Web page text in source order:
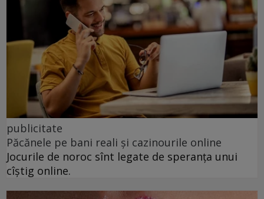
publicitate
Păcănele pe bani reali și cazinourile online
Jocurile de noroc sînt legate de speranța unui
cîștig online.